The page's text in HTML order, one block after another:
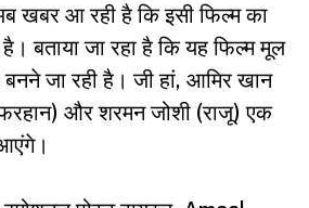
खबर आ रही है कि इसी फिल्म का
बताया जा रहा है कि यह फिल्म मूल
जा रही है। जी हां, आमिर खान
और शरमन जोशी (राजू) एक